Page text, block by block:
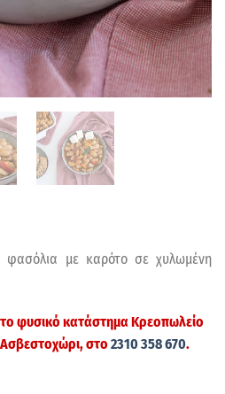
φασόλια με καρότο σε χυλωμένη
φυσικό κατάστημαΚρεοπωλείο
στο 2310 358 670.